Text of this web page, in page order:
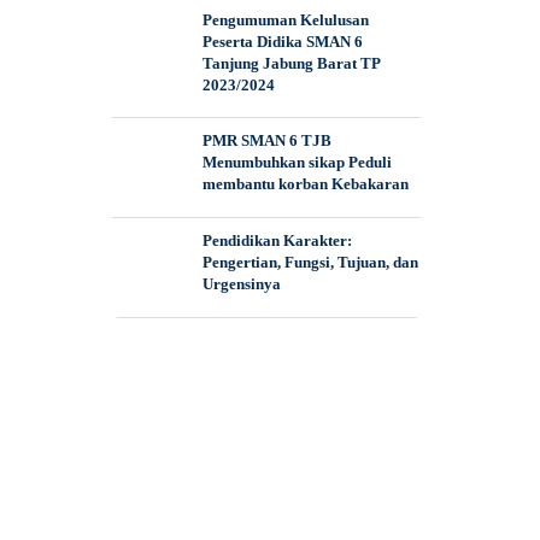
Pengumuman Kelulusan
Peserta Didika SMAN 6
Tanjung Jabung Barat TP
2023/2024
PMR SMAN 6 TJB
Menumbuhkan sikap Peduli
membantu korban Kebakaran
Pendidikan Karakter:
Pengertian, Fungsi, Tujuan, dan
Urgensinya